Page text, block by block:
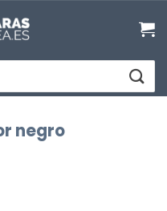
negro